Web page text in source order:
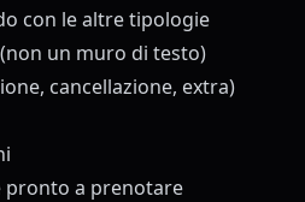
con le altre tipologie
un muro di testo)
cancellazione, extra)
pronto a prenotare